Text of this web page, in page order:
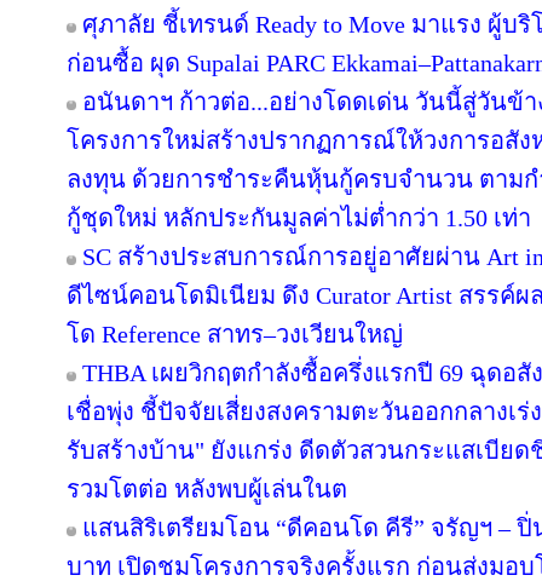
ศุภาลัย ชี้เทรนด์ Ready to Move มาแรง ผู้
ก่อนซื้อ ผุด Supalai PARC
อนันดาฯ ก้าวต่อ...อย่างโดดเด่น วันนี้สู่วันข้
โครงการใหม่สร้างปรากฏการณ์ให้วงการอสั
ลงทุน ด้วยการชำระคืนหุ้นกู้ครบจำนวน ตาม
กู้ชุดใหม่ หลักประกันมูลค่าไม่ต่ำกว่า 1.50 เท่า
SC สร้างประสบการณ์การอยู่อาศัยผ่าน Art
ดีไซน์คอนโดมิเนียม ดึง Curator Artist สรรค์
โด Reference สาทร–วงเวียนใหญ่
THBA เผยวิกฤตกำลังซื้อครึ่งแรกปี 69 ฉุดอ
เชื่อพุ่ง ชี้ปัจจัยเสี่ยงสงครามตะวันออกกลางเ
รับสร้างบ้าน" ยังแกร่ง ดีดตัวสวนกระแสเบีย
รวมโตต่อ หลังพบผู้เล่นในต
แสนสิริเตรียมโอน “ดีคอนโด คีรี” จรัญฯ – ปิ่
บาท เปิดชมโครงการจริงครั้งแรก ก่อนส่งม